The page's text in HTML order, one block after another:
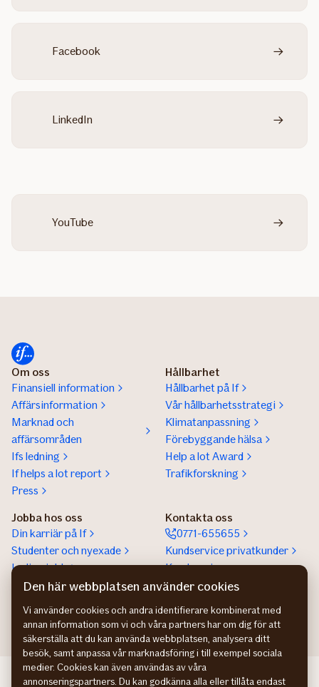
Facebook
LinkedIn
YouTube
Om oss
Finansiell information
Affärsinformation
Marknad och
affärsområden
Ifs ledning
If helps a lot report
Press
Hållbarhet
Hållbarhet på If
Vår hållbarhetsstrategi
Klimatanpassning
Förebyggande hälsa
Help a lot Award
Trafikforskning
Jobba hos oss
Din karriär på If
Studenter och nyexade
Lediga jobb
Kontakta oss
0771-655655
Kundservice privatkunder
Kundservice
företagskunder
If Skadeforsikring NO
Den här webbplatsen använder cookies
Vi använder cookies och andra identifierare kombinerat med
annan information som vi och våra partners har om dig för att
säkerställa att du kan använda webbplatsen, analysera ditt
besök, samt anpassa vår marknadsföring i till exempel sociala
medier. Cookies kan även användas av våra
annonseringspartners. Du kan godkänna alla eller tillåta endast